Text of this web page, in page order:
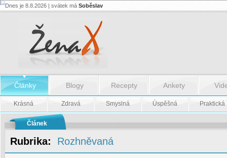
Rozdíl
rozvědčíkem
estébákem
rozvědčíkem
a
estébákem
Dnes je 8.8.2026 | svátek má Soběslav
Články Blogy Recepty Ankety
Krásná Zdravá Smyslná Úspěšná Praktická
Článek
Rubrika: Rozhněvaná